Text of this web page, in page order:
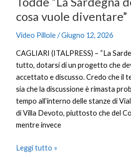
cosa vuole diventare”
Video Pillole/Giugno 12, 2026
CAGLIARI (ITALPRESS) – “La
tutto, dotarsi di un progetto che
accettato e discusso. Credo che il
sia che la discussione è rimasta
tempo all’interno delle stanze di
di Villa Devoto, piuttosto che del
mentre invece
Leggi tutto »